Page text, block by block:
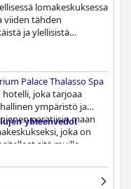
lomakeskuksessa
viiden tähden
ja ylellisistä
jossa
tekevät kaikkien
Palace Thalasso Spa
joka tarjoaa
ympäristö ja
paratiisin maan
joka on
sitä muille.
Covid-19-
sen olevan
on upea paikka
yhteenvedot